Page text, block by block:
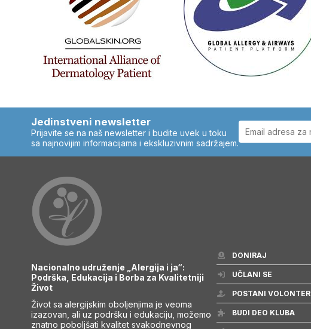
Jedinstveni newsletter
Prijavite se na naš newsletter i budite uvek u toku
sa najnovijim informacijama i ekskluzivnim sadržajem.
Nacionalno udruženje „Alergija i ja“:
Podrška, Edukacija i Borba za Kvalitetniji
Život
Život sa alergijskim oboljenjima je veoma
izazovan, ali uz podršku i edukaciju, možemo
znatno poboljšati kvalitet svakodnevnog
DONIRAJ
UČLANI SE
POSTANI VOLONTER
BUDI DEO KLUBA